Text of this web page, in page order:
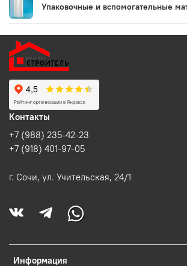
Упаковочные и вспомогательные
Информация
Контакты
+7 (988) 235-42-23
+7 (918) 401-97-05
г. Сочи, ул. Учительская, 24/1